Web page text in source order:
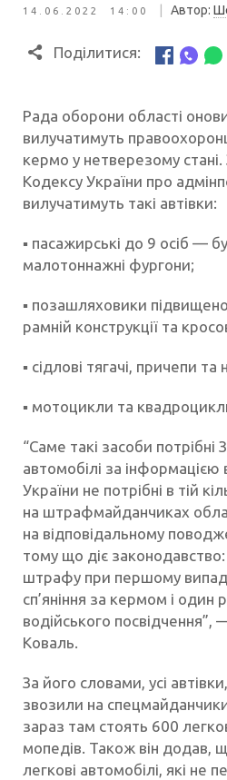
14.06.2022 14:00 Автор:
Поділитися:
Рада оборони області
вилучатимуть
кермо у нетверезому
Кодексу України про
вилучатимуть такі автівки:
▪️ пасажирські до 9 осіб —
малотоннажні фургони;
▪️ позашляховики
рамній конструкції та
▪️ сідлові тягачі, причепи та
▪️ мотоцикли та
“Саме такі засоби потрібні
автомобілі за інформацією
України не потрібні в тій
на штрафмайданчиках
на відповідальному
тому що діє
штрафу при першому
сп’яніння за кермом і один
водійського посвідчення”,
Коваль.
За його словами, усі
звозили на
зараз там стоять 600
мопедів. Також він додав,
легкові автомобілі, які не